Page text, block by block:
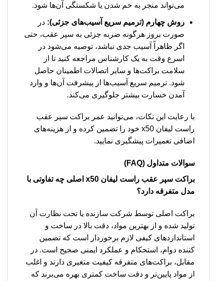
می‌تواند منجر به خم شدن یا شکستگی آن‌ها شود.
روش چهارم (ترمیم سریع آسیب‌های جزئی): در
صورت بروز هرگونه ضربه جزئی به سپر عقب، حتی
اگر ظاهراً آسیب جدی نباشد، توصیه می‌شود در
اسرع وقت به یک کارشناس مراجعه کنید تا از
سلامت براکت‌ها و سایر اتصالات اطمینان حاصل
شود. ترمیم سریع آسیب‌ها از پیشرفت آن‌ها و وارد
آمدن خسارت بیشتر جلوگیری می‌کند.
با رعایت این نکات، می‌توانید عمر براکت سپر عقب
راست لیفان x50 خود را تضمین کرده و از هزینه‌های
اضافی تعمیرات پیشگیری نمایید.
سوالات متداول (FAQ)
براکت سپر عقب راست لیفان x50 اصلی چه تفاوتی با
مدل متفرقه دارد؟
براکت اصلی توسط شرکت سازنده یا تحت نظارت آن
تولید شده و از بهترین مواد، دقت بالا در ساخت و
استانداردهای کیفی لازم برخوردار است که تضمین
کننده دوام، استحکام و عملکرد ایمنی صحیح است. در
مقابل، براکت‌های متفرقه کیفیت متغیری دارند و اغلب
از مواد پایین‌تر و دقت ساخت کمتری بهره می‌برند که